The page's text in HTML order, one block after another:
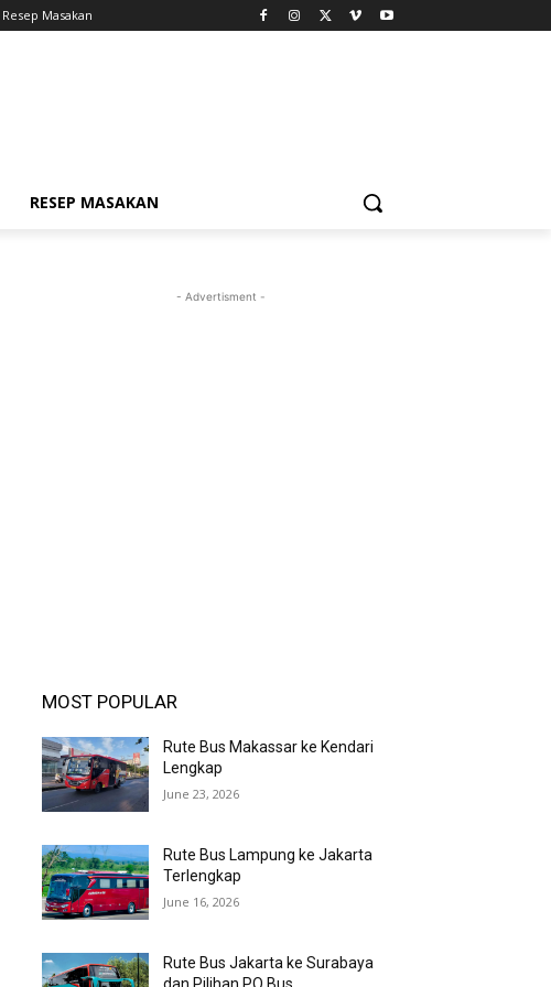
Resep Masakan
RESEP MASAKAN
- Advertisment -
MOST POPULAR
Rute Bus Makassar ke Kendari
Lengkap
June 23, 2026
Rute Bus Lampung ke Jakarta
Terlengkap
June 16, 2026
Rute Bus Jakarta ke Surabaya